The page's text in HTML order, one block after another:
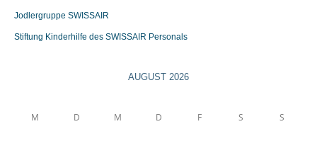
Jodlergruppe SWISSAIR
Stiftung Kinderhilfe des SWISSAIR Personals
AUGUST 2026
M D M D F S S